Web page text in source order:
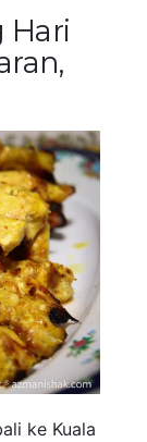
Hari
ke Kuala